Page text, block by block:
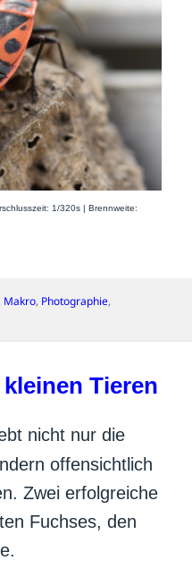
1/320s | Brennweite:
Makro, Photographie,
Tieren
nicht nur die
offensichtlich
Zwei erfolgreiche
Fuchses, den